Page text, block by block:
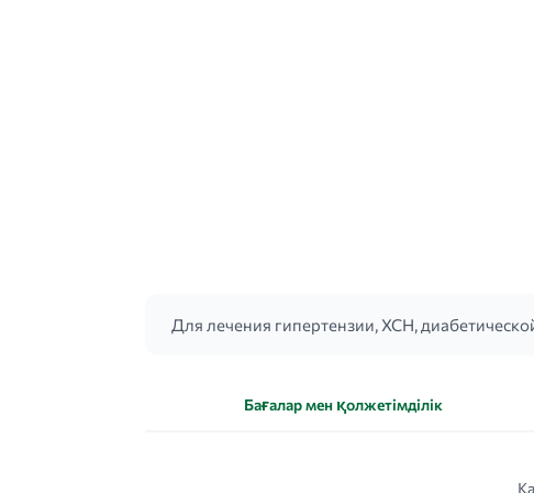
Для лечения гипертензии, ХСН,
Бағалар мен қолжетімділік